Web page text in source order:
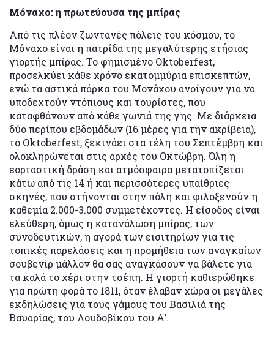
Μόναχο: η πρωτεύουσα της μπίρας
Από τις πλέον ζωντανές πόλεις του κόσμου, το
Μόναχο είναι η πατρίδα της μεγαλύτερης ετήσιας
γιορτής μπίρας. Το φημισμένο Oktoberfest,
προσελκύει κάθε χρόνο εκατομμύρια επισκεπτών,
ενώ τα αστικά πάρκα του Μονάχου ανοίγουν για να
υποδεχτούν ντόπιους και τουρίστες, που
καταφθάνουν από κάθε γωνιά της γης. Με διάρκεια
δύο περίπου εβδομάδων (16 μέρες για την ακρίβεια),
το Oktoberfest, ξεκινάει στα τέλη του Σεπτέμβρη και
ολοκληρώνεται στις αρχές του Οκτώβρη. Όλη η
εορταστική δράση και ατμόσφαιρα μετατοπίζεται
κάτω από τις 14 ή και περισσότερες υπαίθριες
σκηνές, που στήνονται στην πόλη και φιλοξενούν η
καθεμία 2.000-3.000 συμμετέχοντες. Η είσοδος είναι
ελεύθερη, όμως η κατανάλωση μπίρας, των
συνοδευτικών, η αγορά των εισιτηρίων για τις
τοπικές παρελάσεις και η προμήθεια των αναγκαίων
σουβενίρ μάλλον θα σας αναγκάσουν να βάλετε για
τα καλά το χέρι στην τσέπη. Η γιορτή καθιερώθηκε
για πρώτη φορά το 1811, όταν έλαβαν χώρα οι μεγάλες
εκδηλώσεις για τους γάμους του Βασιλιά της
Βαυαρίας, του Λουδοβίκου του Α’.